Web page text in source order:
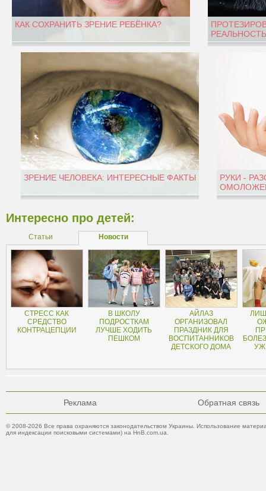
КАК СОХРАНИТЬ ЗРЕНИЕ РЕБЁНКА?
ЗРЕНИЕ ЧЕЛОВЕКА: ИНТЕРЕСНЫЕ ФАКТЫ
РУКИ -
Интересно про детей:
Статьи Новости
СТРЕСС КАК
СРЕДСТВО
КОНТРАЦЕПЦИИ
В ШКОЛУ
ПОДРОСТКАМ
ЛУЧШЕ ХОДИТЬ
ПЕШКОМ
АЙЛАЗ
ОРГАНИЗОВАЛ
ПРАЗДНИК ДЛЯ
ВОСПИТАННИКОВ
ДЕТСКОГО ДОМА
Реклама Обратная связь
© 2008-2026 Все права охраняются законодательством Украины. Использование
для индексации поисковыми системами) на HnB.com.ua.